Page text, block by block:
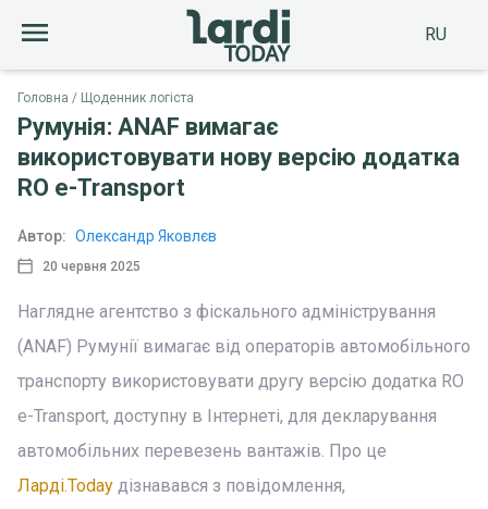
RU
Головна Щоденник логіста
Румунія: ANAF вимагає
використовувати нову версію додатка
RO e-Transport
20 червня 2025
Автор: Олександр Яковлєв
Наглядне агентство з фіскального адміністрування
(ANAF) Румунії вимагає від операторів автомобільного
транспорту використовувати другу версію додатка RO
e-Transport, доступну в Інтернеті, для декларування
автомобільних перевезень вантажів. Про це
Ларді.Today дізнавався з повідомлення,